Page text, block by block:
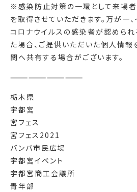
※感染防止対策の一環として来場
を取得させていただきます。万が一
コロナウイルスの感染者が認めら
た場合、ご提供いただいた個人情
関へ共有する場合がございます。
————————————
栃木県
宇都宮
宮フェス
宮フェス2021
バンバ市民広場
宇都宮イベント
宇都宮商工会議所
青年部